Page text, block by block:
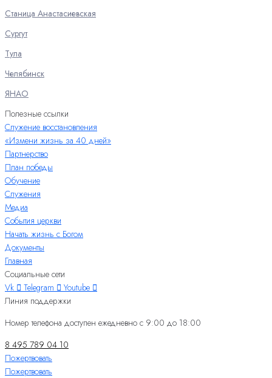
Станица Анастасиевская
Сургут
Тула
Челябинск
ЯНАО
Полезные ссылки
Служение восстановления
«Измени жизнь за 40 дней»
Партнерство
План победы
Обучение
Служения
Медиа
События церкви
Начать жизнь с Богом
Документы
Главная
Социальные сети
Vk
Telegram
Youtube
Линия поддержки
Номер телефона доступен ежедневно с 9:00 до 18:00
8 495 789 04 10
Пожертвовать
Пожертвовать